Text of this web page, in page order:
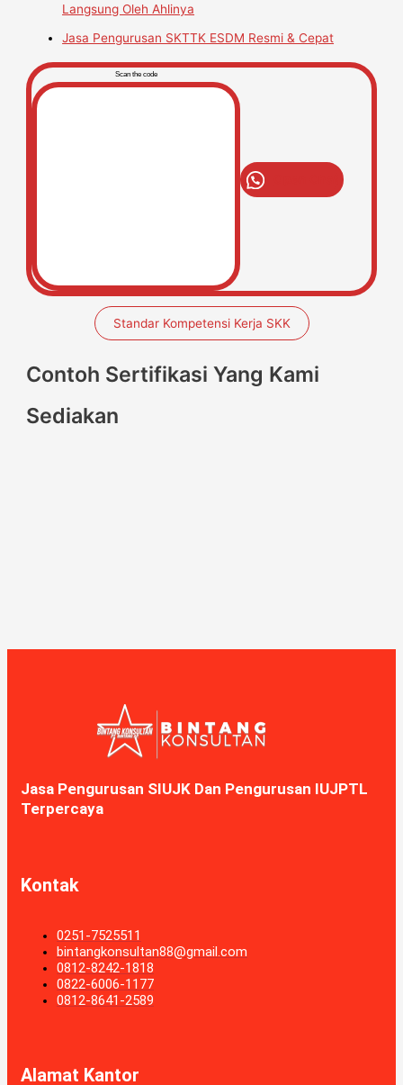
Langsung Oleh Ahlinya
Jasa Pengurusan SKTTK ESDM Resmi & Cepat
Scan the code
Standar Kompetensi Kerja SKK
Contoh Sertifikasi Yang Kami
Sediakan
Jasa Pengurusan SIUJK Dan Pengurusan IUJPTL
Terpercaya
Kontak
0251-7525511
bintangkonsultan88@gmail.com
0812-8242-1818
0822-6006-1177
0812-8641-2589
Alamat Kantor